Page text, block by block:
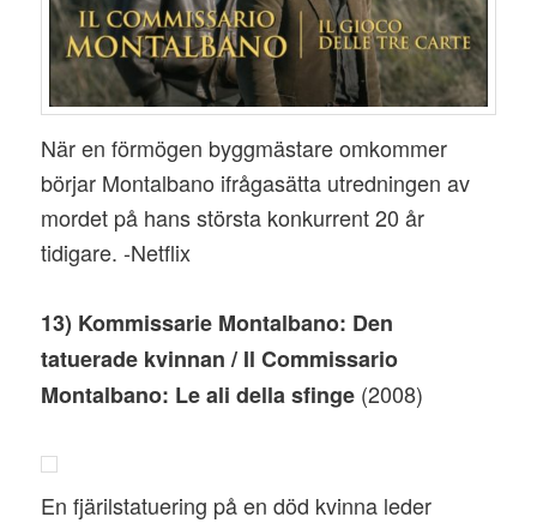
När en förmögen byggmästare omkommer
börjar Montalbano ifrågasätta utredningen av
mordet på hans största konkurrent 20 år
tidigare. -Netflix
13) Kommissarie Montalbano: Den
tatuerade kvinnan / Il Commissario
Montalbano: Le ali della sfinge (2008)
En fjärilstatuering på en död kvinna leder